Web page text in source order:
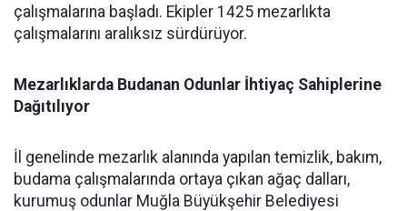
çalışmalarına başladı. Ekipler 1425 mezarlıkta
çalışmalarını aralıksız sürdürüyor.
Mezarlıklarda Budanan Odunlar İhtiyaç Sahiplerine
Dağıtılıyor
İl genelinde mezarlık alanında yapılan temizlik, bakım,
budama çalışmalarında ortaya çıkan ağaç dalları,
kurumuş odunlar Muğla Büyükşehir Belediyesi